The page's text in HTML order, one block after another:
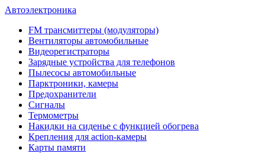
Автоэлектроника
FM трансмиттеры (модуляторы)
Вентиляторы автомобильные
Видеорегистраторы
Зарядные устройства для телефонов
Пылесосы автомобильные
Парктроники, камеры
Предохранители
Сигналы
Термометры
Накидки на сиденье с функцией обогрева
Крепления для action-камеры
Карты памяти